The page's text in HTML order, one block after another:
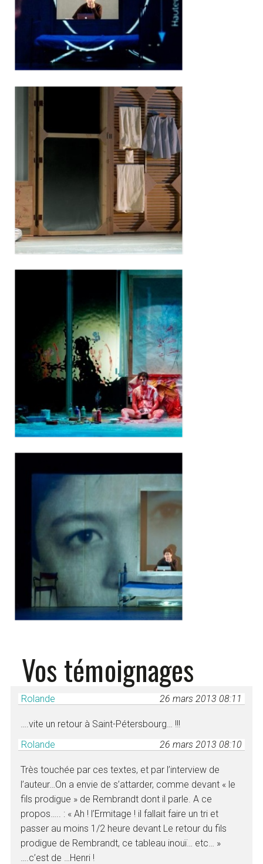
Vos témoignages
Rolande 26 mars 2013 08:11
….vite un retour à Saint-Pétersbourg… !!!
Rolande
26 mars 2013 08:10
Très touchée par ces textes, et par l’interview de
l’auteur…On a envie de s’attarder, comme devant « le
fils prodigue » de Rembrandt dont il parle. A ce
propos….. : « Ah ! l’Ermitage ! il fallait faire un tri et
passer au moins 1/2 heure devant Le retour du fils
prodigue de Rembrandt, ce tableau inouï… etc… »
….c’est de …Henri !